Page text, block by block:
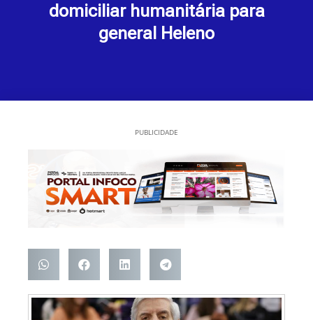
domiciliar humanitária para
general Heleno
PUBLICIDADE